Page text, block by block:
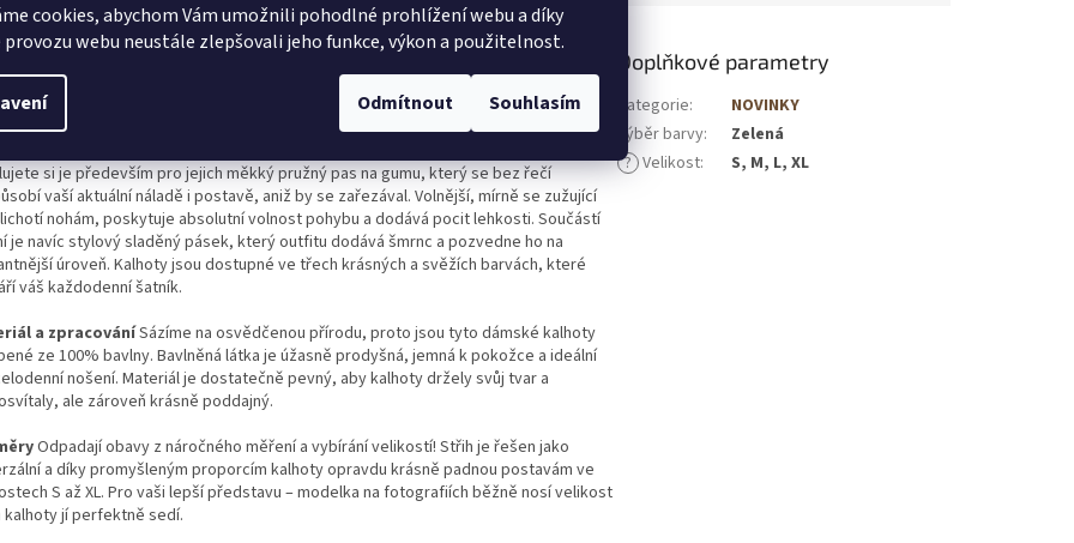
cookies, abychom Vám umožnili pohodlné prohlížení webu a díky
provozu webu neustále zlepšovali jeho funkce, výkon a použitelnost.
Odmítnout Souhlasím
ho zamilujete
Známe to všechny – najít perfektně padnoucí kalhoty, které nikde
jsou pohodlné a zároveň v nich můžeme vyrazit mezi lidi, může být často oříšek.
si je především pro jejich měkký pružný pas na gumu, který se bez řečí
vaší aktuální náladě i postavě, aniž by se zařezával. Volnější, mírně se zužující
nohám, poskytuje absolutní volnost pohybu a dodává pocit lehkosti. Součástí
je navíc stylový sladěný pásek, který outfitu dodává šmrnc a pozvedne ho na
úroveň. Kalhoty jsou dostupné ve třech krásných a svěžích barvách, které
váš každodenní šatník.
a zpracováníSázíme na osvědčenou přírodu, proto jsou tyto dámské kalhoty
ze 100% bavlny. Bavlněná látka je úžasně prodyšná, jemná k pokožce a ideální
nošení. Materiál je dostatečně pevný, aby kalhoty držely svůj tvar a
ale zároveň krásně poddajný.
Odpadají obavy z náročného měření a vybírání velikostí! Střih je řešen jako
a díky promyšleným proporcím kalhoty opravdu krásně padnou postavám ve
S až XL. Pro vaši lepší představu – modelka na fotografiích běžně nosí velikost
kalhoty jí perfektně sedí.
Doplňkové parametry
Kategorie:
NOVINKY
Výběr barvy:
Zelená
? Velikost: S, M, L, XL